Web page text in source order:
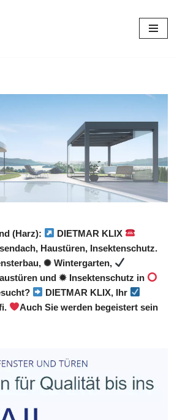
(Harz):
DIETMAR KLIX
Haustüren, Insektenschutz.
✺ Wintergarten,
und ✹ Insektenschutz in
DIETMAR KLIX, Ihr
Auch Sie werden begeistert sein